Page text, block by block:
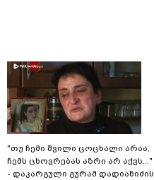
"თუ ჩემი შვილი ცოცხალი არაა,
ჩემს ცხოვრებას აზრი არ აქვს..."
- დაკარგული გურამ დადიანიძის